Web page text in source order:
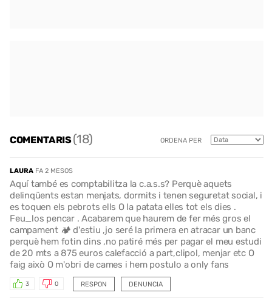
COMENTARIS(18) ORDENA PER
LAURA FA 2 MESOS
Aquí també es comptabilitza la c.a.s.s? Perquè aquets
delinqüents estan menjats, dormits i tenen seguretat social, i
es toquen els pebrots ells O la patata elles tot els dies .
Feu_los pencar . Acabarem que haurem de fer més gros el
campament 🏕️ d'estiu ,jo seré la primera en atracar un banc
perquè hem fotin dins ,no patiré més per pagar el meu estudi
de 20 mts a 875 euros calefacció a part,clipol, menjar etc O
faig això O m'obri de cames i hem postulo a only fans
RESPON
3 0 DENUNCIA